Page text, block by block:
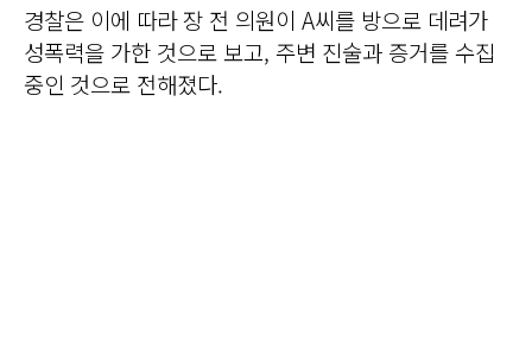
경찰은 이에 따라 장 전 의원이 A씨를 방으로 데려가
성폭력을 가한 것으로 보고, 주변 진술과 증거를 수집
중인 것으로 전해졌다.